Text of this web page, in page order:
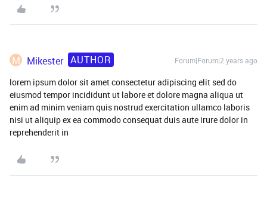
M Mikester AUTHOR Forum|Forum|2 years ago
lorem ipsum dolor sit amet consectetur adipiscing elit sed do
eiusmod tempor incididunt ut labore et dolore magna aliqua ut
enim ad minim veniam quis nostrud exercitation ullamco laboris
nisi ut aliquip ex ea commodo consequat duis aute irure dolor in
reprehenderit in